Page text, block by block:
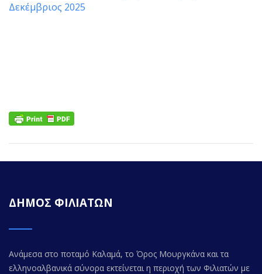
Δεκέμβριος 2025
ΔΗΜΟΣ ΦΙΛΙΑΤΩΝ
Ανάμεσα στο ποταμό Καλαμά, το Όρος Μουργκάνα και τα
ελληνοαλβανικά σύνορα εκτείνεται η περιοχή των Φιλιατών με